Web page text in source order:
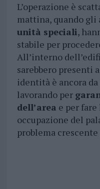
L’operazione è
mattina, quando gli
unità speciali,
stabile per
All’interno
sarebbero presenti
identità è ancora
lavorando per
dell’area e per
occupazione del
problema